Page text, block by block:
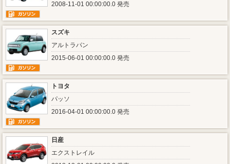
2008-11-01 00:00:00.0 発売
スズキ
アルトラパン
2015-06-01 00:00:00.0 発売
トヨタ
パッソ
2016-04-01 00:00:00.0 発売
日産
エクストレイル